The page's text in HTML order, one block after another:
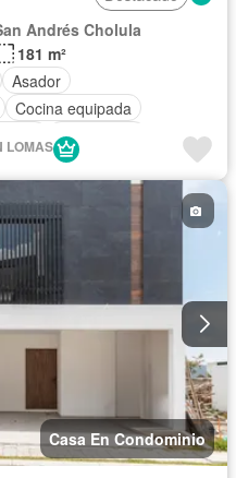
Andrés Cholula
181 m²
Asador
Cocina equipada
Electricidad
Jardín
Seguridad
Wifi
Zonas verdes
LOMAS
Casa En Condominio